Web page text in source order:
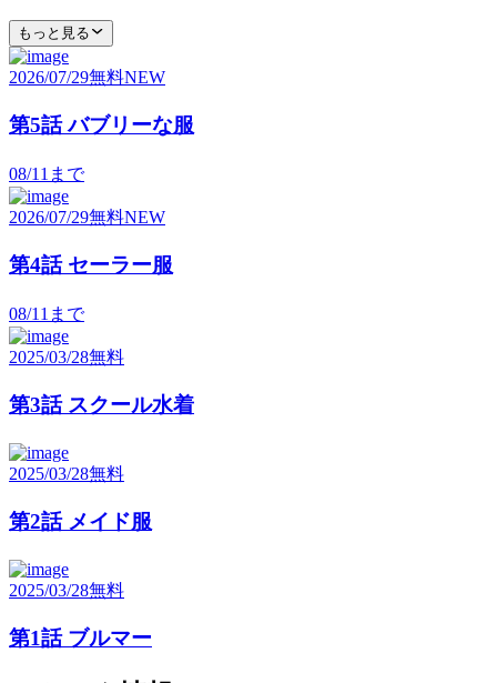
もっと見る
2026/07/29無料NEW
第5話 バブリーな服
08/11 まで
2026/07/29無料NEW
第4話 セーラー服
08/11 まで
2025/03/28無料
第3話 スクール水着
2025/03/28無料
第2話 メイド服
2025/03/28無料
第1話 ブルマー